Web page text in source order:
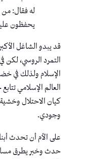
له فقال: من
يحفظون
قد يبدو الشاغل
التمرد الروسي، لكن
الإسلام ولذلك في
العالم الإسلامي
كيان الاحتلال
وجودي.
على الأم أن تحدث
حدث وخبر يطرق